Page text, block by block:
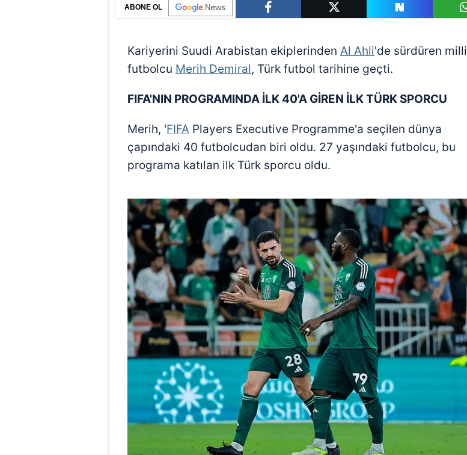
ABONE OL
Kariyerini Suudi Arabistan ekiplerinden Al Ahli'de sürdüren milli
futbolcu Merih Demiral, Türk futbol tarihine geçti.
FIFA'NIN PROGRAMINDA İLK 40'A GİREN İLK TÜRK SPORCU
Merih, 'FIFA Players Executive Programme'a seçilen dünya
çapındaki 40 futbolcudan biri oldu. 27 yaşındaki futbolcu, bu
programa katılan ilk Türk sporcu oldu.